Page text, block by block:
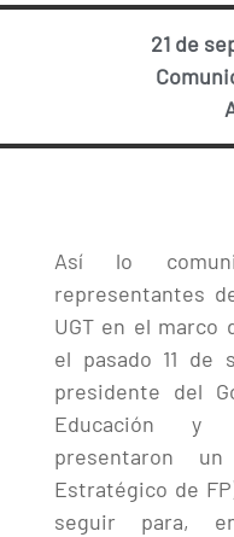
21 de
Así lo
representantes
UGT en el marco
el pasado 11 de
presidente del
Educación y
presentaron un
Estratégico de
seguir para,